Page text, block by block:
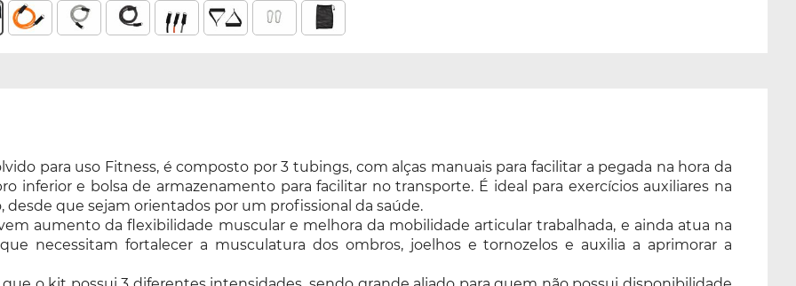
para uso Fitness, é composto por 3 tubings, com alças manuais para facilitar a pegada na hora da
inferior e bolsa de armazenamento para facilitar no transporte. É ideal para exercícios auxiliares na
que sejam orientados por um profissional da saúde.
aumento da flexibilidade muscular e melhora da mobilidade articular trabalhada, e ainda atua na
necessitam fortalecer a musculatura dos ombros, joelhos e tornozelos e auxilia a aprimorar a